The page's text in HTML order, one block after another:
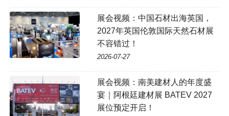
展会视频：中国石材出海英国，
2027年英国伦敦国际天然石材展
不容错过！
2026-07-27
展会视频：南美建材人的年度盛
宴｜阿根廷建材展 BATEV 2027
展位预定开启！